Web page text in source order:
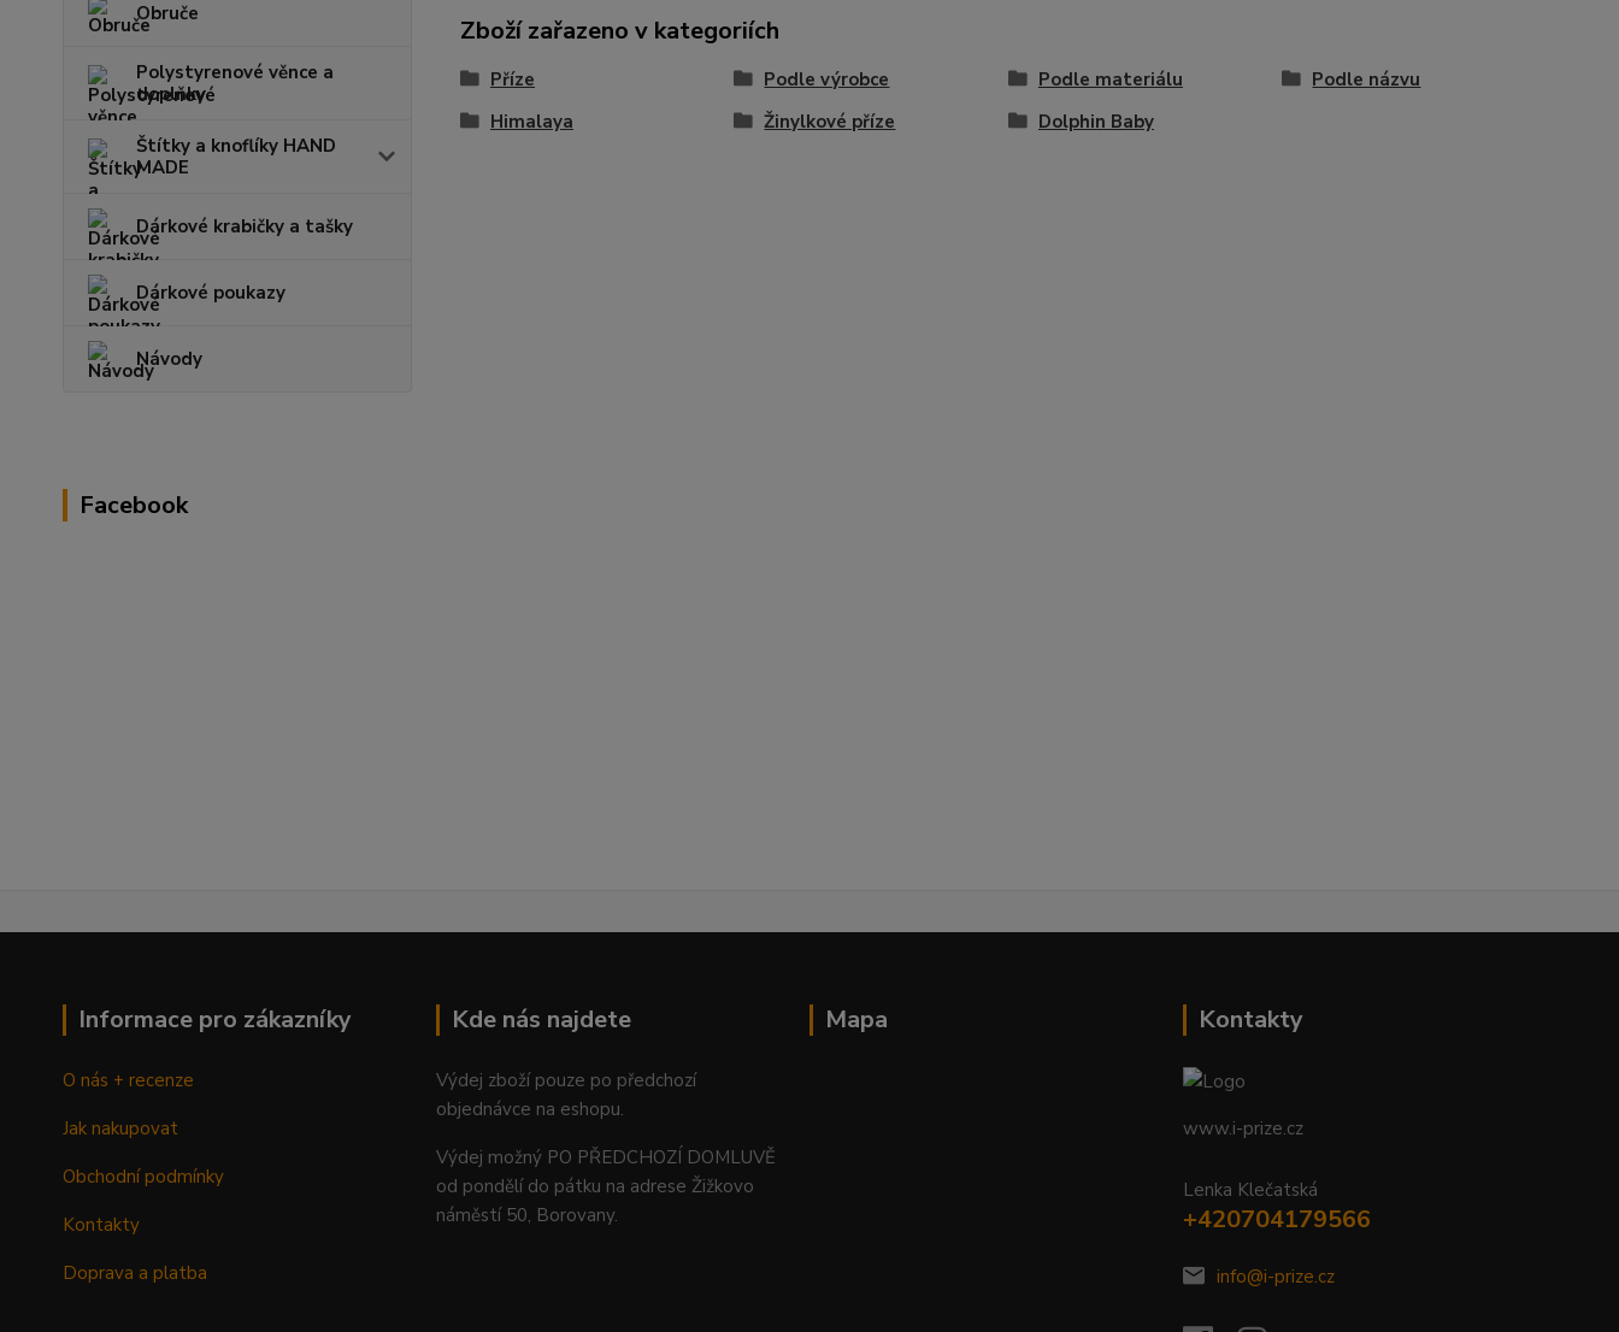
Obruče
Polystyrenové věnce a
doplňky
Štítky a knoflíky HAND
MADE
Dárkové krabičky a tašky
Dárkové poukazy
Návody
Facebook
Zboží zařazeno v kategoriích
Příze Podle výrobce Podle materiálu
Podle názvu
Himalaya
Žinylkové příze Dolphin Baby
Informace pro zákazníky
O nás + recenze
Jak nakupovat
Obchodní podmínky
Kontakty
Doprava a platba
Kde nás najdete
Výdej zboží pouze po předchozí
objednávce na eshopu.
Výdej možný PO PŘEDCHOZÍ DOMLUVĚ
od pondělí do pátku na adrese Žižkovo
náměstí 50, Borovany.
Mapa Kontakty
www.i-prize.cz
Lenka Klečatská
+420704179566
info@i-prize.cz